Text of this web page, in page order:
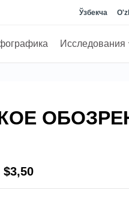
Ўзбекча
Исследования
$3,50